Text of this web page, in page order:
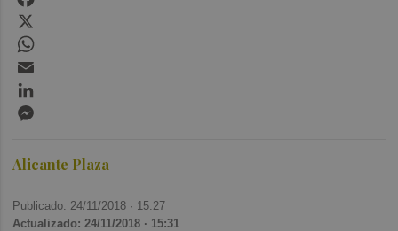
Alicante Plaza
Publicado: 24/11/2018 · 15:27
Actualizado: 24/11/2018 · 15:31